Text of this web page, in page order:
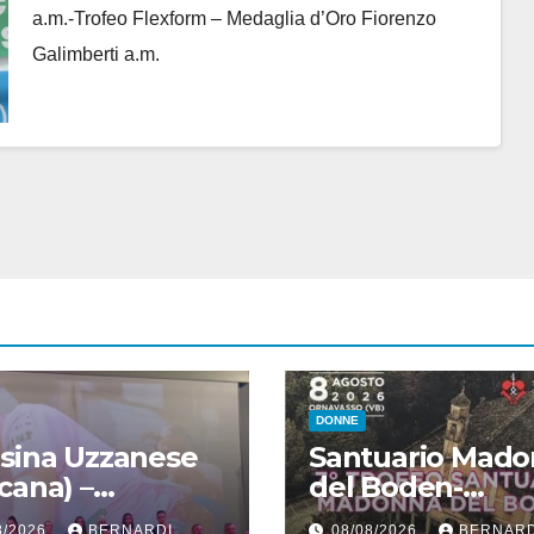
a.m.-Trofeo Flexform – Medaglia d’Oro Fiorenzo
Galimberti a.m.
Uzzanese
–
la 30°
2026 BERNARDI
DONNE
Santuario
del Boden-
Ornavasso
08/08/2026